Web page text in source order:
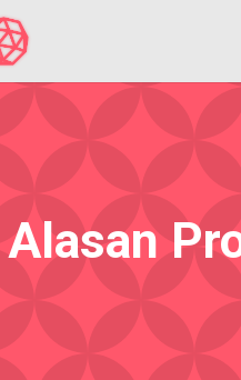
Alasan